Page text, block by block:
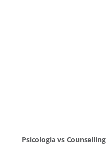
Psicologia vs Counselling